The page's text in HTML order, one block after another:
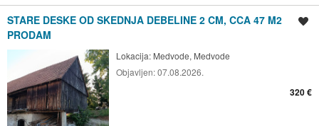
STARE DESKE OD SKEDNJA DEBELINE 2 CM, CCA 47 M2
PRODAM
Lokacija: Medvode, Medvode
Objavljen:07.08.2026.
320 €